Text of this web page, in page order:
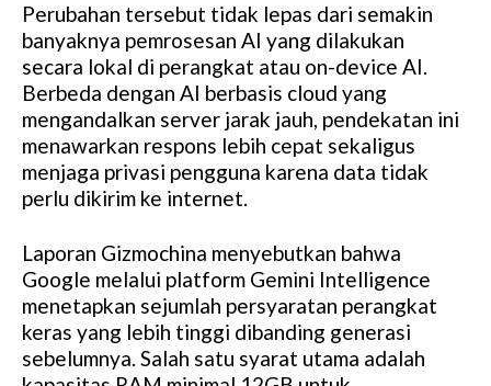
Perubahan tersebut tidak lepas dari semakin
banyaknya pemrosesan AI yang dilakukan
secara lokal di perangkat atau on-device AI.
Berbeda dengan AI berbasis cloud yang
mengandalkan server jarak jauh, pendekatan ini
menawarkan respons lebih cepat sekaligus
menjaga privasi pengguna karena data tidak
perlu dikirim ke internet.
Laporan Gizmochina menyebutkan bahwa
Google melalui platform Gemini Intelligence
menetapkan sejumlah persyaratan perangkat
keras yang lebih tinggi dibanding generasi
sebelumnya. Salah satu syarat utama adalah